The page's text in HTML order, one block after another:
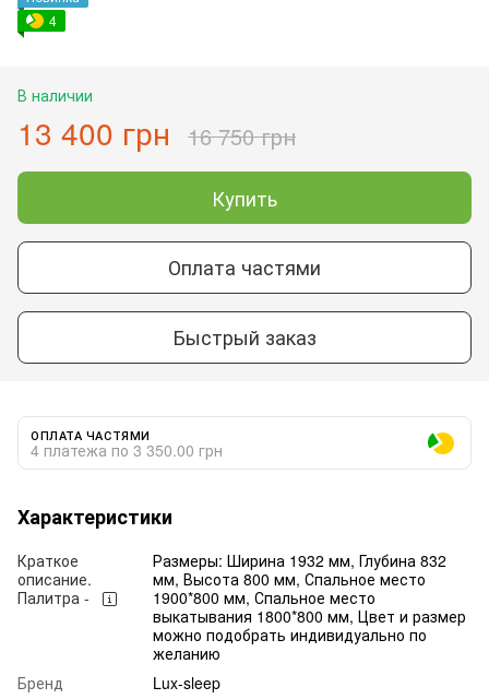
4
В наличии
13 400 грн 16 750 грн
Купить
Оплата частями
Быстрый заказ
ОПЛАТА ЧАСТЯМИ
4 платежа по 3 350.00 грн
Характеристики
Краткое
описание.
Палитра -
Размеры: Ширина 1932 мм, Глубина 832
мм, Высота 800 мм, Спальное место
1900*800 мм, Спальное место
выкатывания 1800*800 мм, Цвет и размер
можно подобрать индивидуально по
желанию
Бренд
Lux-sleep